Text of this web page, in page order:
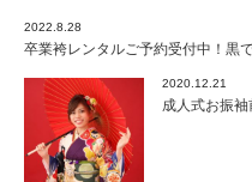
2022.8.28
卒業袴レンタルご予約受付中！黒
2020.12.21
成人式お振袖